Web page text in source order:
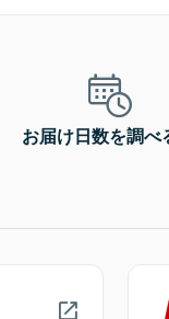
お届け日数を調べ